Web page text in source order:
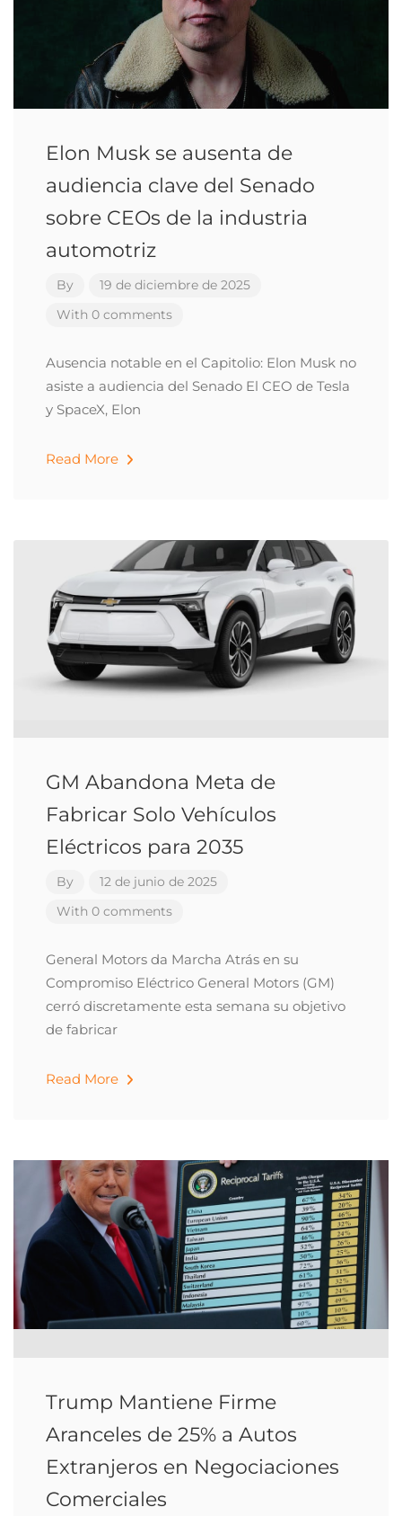
Elon Musk se ausenta de
audiencia clave del Senado
sobre CEOs de la industria
automotriz
By
19 de diciembre de 2025
With 0 comments
Ausencia notable en el Capitolio: Elon Musk no
asiste a audiencia del Senado El CEO de Tesla
y SpaceX, Elon
Read More
GM Abandona Meta de
Fabricar Solo Vehículos
Eléctricos para 2035
By
12 de junio de 2025
With 0 comments
General Motors da Marcha Atrás en su
Compromiso Eléctrico General Motors (GM)
cerró discretamente esta semana su objetivo
de fabricar
Read More
Trump Mantiene Firme
Aranceles de 25% a Autos
Extranjeros en Negociaciones
Comerciales